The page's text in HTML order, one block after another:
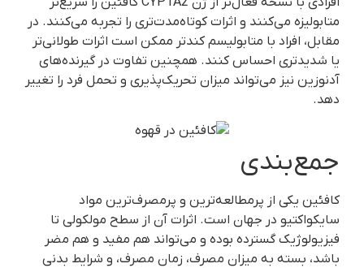
متابولیزه می‌کنند و اثرات کوتاه‌مدت‌تری را تجربه می‌کنند. در
مقابل، افراد با متابولیسم کندتر ممکن است اثرات طولانی‌تر
یا شدیدتری احساس کنند. همچنین تفاوت در گیرنده‌های
آدنوزین نیز می‌تواند میزان تحریک‌پذیری و تحمل فرد را تغییر
دهد.
جمع‌بندی
کافئین یکی از پرمطالعه‌ترین و پرمصرف‌ترین مواد
سایکواکتیو در جهان است. اثرات آن از سطح مولکولی تا
فیزیولوژیک گسترده بوده و می‌تواند هم مفید و هم مضر
باشد، بسته به میزان مصرف، زمان مصرف، و شرایط بدنی